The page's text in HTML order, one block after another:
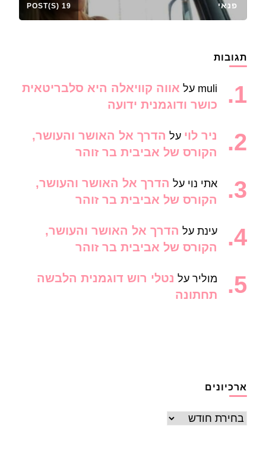
פנאי 19 POST(S)
תגובות
muli על אווה קוויאלה היא סלבריטאית
כושר ודוגמנית ידועה
ניר לוי על הדרך אל האושר והעושר,
הקורס של אביבית בר זוהר
אתי נוי על הדרך אל האושר והעושר,
הקורס של אביבית בר זוהר
עינת על הדרך אל האושר והעושר,
הקורס של אביבית בר זוהר
מוליר על נטלי רוש דוגמנית הלבשה
תחתונה
ארכיונים
ארכיונים